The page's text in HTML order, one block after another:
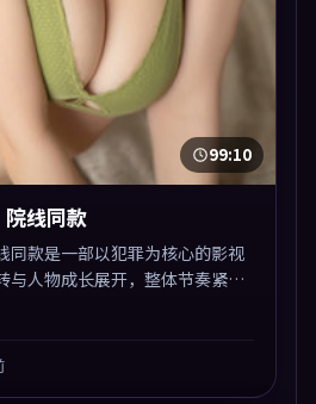
99:10
线同款
款是一部以犯罪为核心的影视
与人物成长展开，整体节奏紧